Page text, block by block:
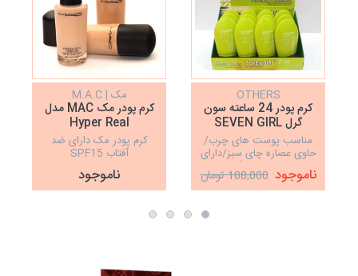
OTHERS
کرم پودر 24 ساعته سون
گرل SEVEN GIRL
مناسب پوست های چرب/
حاوی عصاره چای سبز/دارای
SPF25/کاملا ارگانیک و
گیاهی/پوشش دهی عالی
ناموجود 108,000 تومان
مک | M.A.C
کرم پودر مک MAC مدل
Hyper Real
کرم پودر مک دارای ضد
آفتاب SPF15
ناموجود